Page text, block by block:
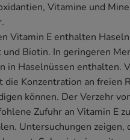
Vitamine und
Vitamin E enthalten
und Biotin. In geringeren
in Haselnüssen enthalten.
die Konzentration an freien
können. Der Verzehr
Zufuhr an Vitamin E
Untersuchungen